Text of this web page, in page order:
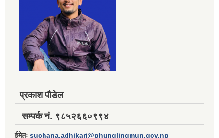
प्रकाश पौडेल
सम्पर्क नं. ९८५२६६०९९४
ईमेलः suchana.adhikari@phunglingmun.gov.np